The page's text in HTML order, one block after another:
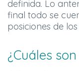
definida. Lo
final todo se
posiciones de
¿Cuáles